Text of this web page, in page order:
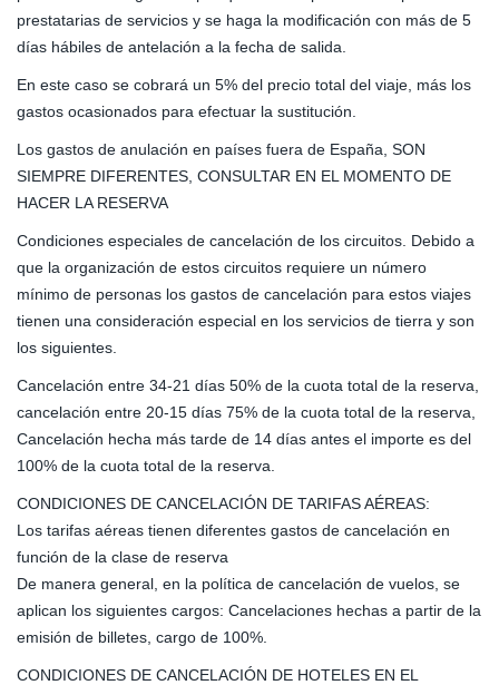
prestatarias de servicios y se haga la modificación con más de 5
días hábiles de antelación a la fecha de salida.
En este caso se cobrará un 5% del precio total del viaje, más los
gastos ocasionados para efectuar la sustitución.
Los gastos de anulación en países fuera de España, SON
SIEMPRE DIFERENTES, CONSULTAR EN EL MOMENTO DE
HACER LA RESERVA
Condiciones especiales de cancelación de los circuitos. Debido a
que la organización de estos circuitos requiere un número
mínimo de personas los gastos de cancelación para estos viajes
tienen una consideración especial en los servicios de tierra y son
los siguientes.
Cancelación entre 34-21 días 50% de la cuota total de la reserva,
cancelación entre 20-15 días 75% de la cuota total de la reserva,
Cancelación hecha más tarde de 14 días antes el importe es del
100% de la cuota total de la reserva.
CONDICIONES DE CANCELACIÓN DE TARIFAS AÉREAS:
Los tarifas aéreas tienen diferentes gastos de cancelación en
función de la clase de reserva
De manera general, en la política de cancelación de vuelos, se
aplican los siguientes cargos: Cancelaciones hechas a partir de la
emisión de billetes, cargo de 100%.
CONDICIONES DE CANCELACIÓN DE HOTELES EN EL